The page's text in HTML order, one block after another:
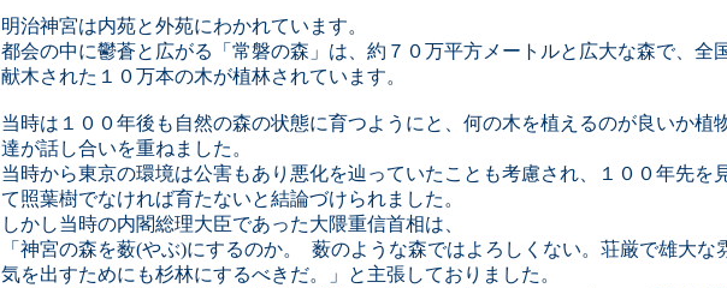
明治神宮は内苑と外苑にわかれています。
都会の中に鬱蒼と広がる「常磐の森」は、約７０万平方メートルと広大な森で、全
献木された１０万本の木が植林されています。
当時は１００年後も自然の森の状態に育つようにと、何の木を植えるのが良いか植
達が話し合いを重ねました。
当時から東京の環境は公害もあり悪化を辿っていたことも考慮され、１００年先を
て照葉樹でなければ育たないと結論づけられました。
しかし当時の内閣総理大臣であった大隈重信首相は、
「神宮の森を薮(やぶ)にするのか。 薮のような森ではよろしくない。荘厳で雄大な
気を出すためにも杉林にするべきだ。」と主張しておりました。